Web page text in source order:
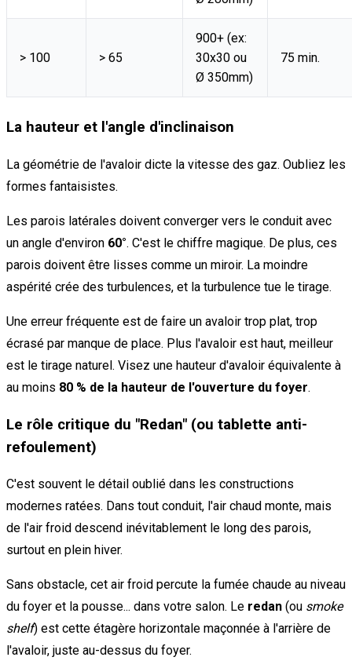
> 100 > 65
900+ (ex:
30x30 ou
Ø 350mm)
75 min.
La hauteur et l'angle d'inclinaison
La géométrie de l'avaloir dicte la vitesse des gaz. Oubliez les
formes fantaisistes.
Les parois latérales doivent converger vers le conduit avec
un angle d'environ 60°. C'est le chiffre magique. De plus, ces
parois doivent être lisses comme un miroir. La moindre
aspérité crée des turbulences, et la turbulence tue le tirage.
Une erreur fréquente est de faire un avaloir trop plat, trop
écrasé par manque de place. Plus l'avaloir est haut, meilleur
est le tirage naturel. Visez une hauteur d'avaloir équivalente à
au moins 80 % de la hauteur de l'ouverture du foyer.
Le rôle critique du "Redan" (ou tablette anti-
refoulement)
C'est souvent le détail oublié dans les constructions
modernes ratées. Dans tout conduit, l'air chaud monte, mais
de l'air froid descend inévitablement le long des parois,
surtout en plein hiver.
Sans obstacle, cet air froid percute la fumée chaude au niveau
du foyer et la pousse... dans votre salon. Le redan (ou smoke
shelf) est cette étagère horizontale maçonnée à l'arrière de
l'avaloir, juste au-dessus du foyer.